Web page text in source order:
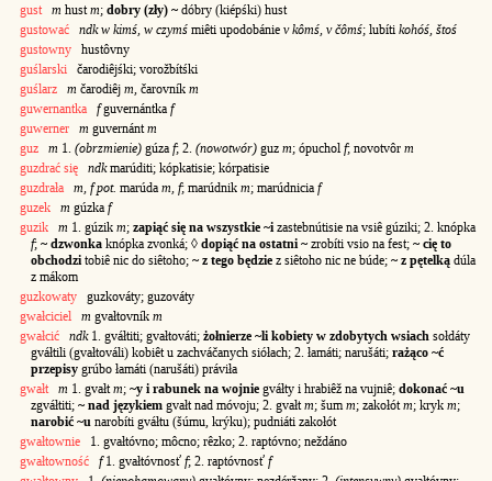
gust
m hust m; dobry (zły) ~ dóbry (kiépśki) hust
gustować
ndk w kimś, w czymś miêti upodobánie v kômś, v čômś; lubíti kohóś, štoś
gustowny hustôvny
guślarski čarodiêjśki; vorožbítśki
guślarz
m čarodiêj m , čarovník m
guwernantka
fguvernántka f
guwerner
m guvernánt m
guz
m 1. (obrzmienie) gúza f; 2. (nowotwór) guz m; ópuchol f; novotvôr m
guzdrać się
ndkmarúditi; kópkatisie; kórpatisie
guzdrała
m, f pot. marúda m, f; marúdnik m; marúdnicia f
guzek
m gúzka f
guzik
m 1. gúzik m; zapiąć się na wszystkie ~i zastebnútisie na vsiê gúziki; 2. knópka
f; ~ dzwonka knópka zvonká; ◊ dopiąć na ostatni ~ zrobíti vsio na fest; ~ cię to
obchodzi tobiê nic do siêtoho; ~ z tego będzie z siêtoho nic ne búde; ~ z pętelką dúla
z mákom
guzkowaty guzkováty; guzováty
gwałciciel
m gvałtovník m
gwałcić
ndk1. gváłtiti; gvałtováti; żołnierze ~li kobiety w zdobytych wsiach sołdáty
gváłtili (gvałtováli) kobiêt u zachváčanych siółach; 2. łamáti; narušáti; rażąco ~ć
przepisy grúbo łamáti (narušáti) práviła
gwałt
m 1. gvałt m; ~y i rabunek na wojnie gváłty i hrabiêž na vujniê; dokonać ~u
zgváłtiti; ~ nad językiem gvałt nad móvoju; 2. gvałt m; šum m; zakołót m; kryk m;
narobić ~u narobíti gváłtu (šúmu, krýku); pudniáti zakołót
gwałtownie 1. gvałtóvno; môcno; rêzko; 2. raptóvno; neždáno
gwałtowność
f1. gvałtóvnosť f; 2. raptóvnosť f